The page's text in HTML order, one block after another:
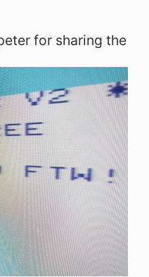
for sharing the